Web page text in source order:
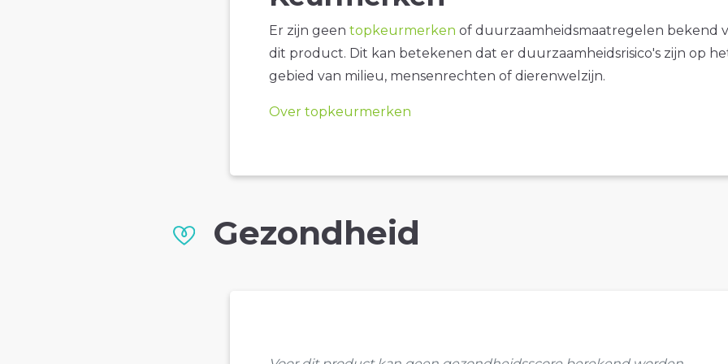
Er zijn geen topkeurmerken of duurzaamheidsmaatregelen bekend
dit product. Dit kan betekenen dat er duurzaamheidsrisico's zijn op
gebied van milieu, mensenrechten of dierenwelzijn.
Over topkeurmerken
Gezondheid